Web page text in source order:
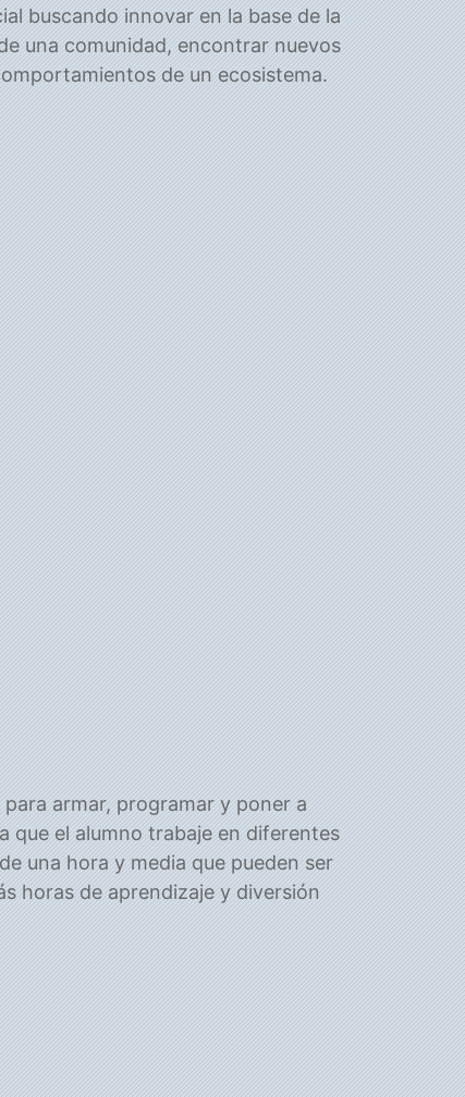
buscando innovar en la base de la
una comunidad, encontrar nuevos
de un ecosistema.
armar, programar y poner a
el alumno trabaje en diferentes
una hora y media que pueden ser
horas de aprendizaje y diversión